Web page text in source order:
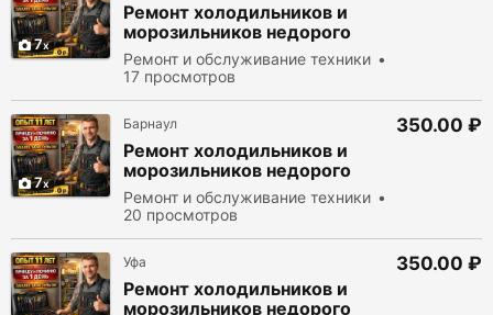
7
Ремонт холодильников и
морозильников недорого
Ремонт и обслуживание техники
17 просмотров
7
Барнаул
Ремонт холодильников и
морозильников недорого
Ремонт и обслуживание техники
20 просмотров
350.00 ₽
Уфа
Ремонт холодильников и
морозильников недорого
350.00 ₽